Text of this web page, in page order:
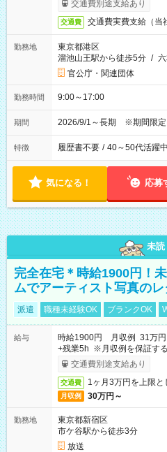
交通費別途支給あり
交通費 交通費実費支給（当
勤務地
東京都港区
溜池山王駅から徒歩5分 /
官公庁・関連団体
勤務時間 9:00～17:00
期間 2026/9/1～長期 ※期間限
特徴 履歴書不要 / 40～50代活躍中
気になる！ 応募
未読
完全在宅＊時給1900円！
ムでアーティスト写真の
派遣 職種未経験OK ブランクOK
給与
時給1900円 月収例 31万円
+残業5h ※月収例を保証す
取りサービス利用可（利用条
交通費別途支給あり
交通費 1ヶ月3万円を上限と
月収例 30万円～
勤務地
東京都新宿区
市ケ谷駅から徒歩3分
放送